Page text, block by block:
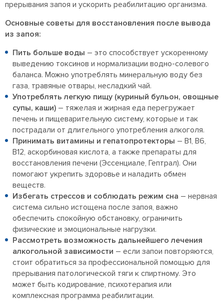
прерывания запоя и ускорить реабилитацию организма.
Основные советы для восстановления после вывода
из запоя:
Пить больше воды – это способствует ускоренному
выведению токсинов и нормализации водно-солевого
баланса. Можно употреблять минеральную воду без
газа, травяные отвары, несладкий чай.
Употреблять легкую пищу (куриный бульон, овощные
супы, каши) – тяжелая и жирная еда перегружает
печень и пищеварительную систему, которые и так
пострадали от длительного употребления алкоголя.
Принимать витамины и гепатопротекторы – В1, В6,
В12, аскорбиновая кислота, а также препараты для
восстановления печени (Эссенциале, Гептрал). Они
помогают укрепить здоровье и наладить обмен
веществ.
Избегать стрессов и соблюдать режим сна – нервная
система сильно истощена после запоя, важно
обеспечить спокойную обстановку, ограничить
физические и эмоциональные нагрузки.
Рассмотреть возможность дальнейшего лечения
алкогольной зависимости – если запои повторяются,
стоит обратиться за профессиональной помощью для
прерывания патологической тяги к спиртному. Это
может быть кодирование, психотерапия или
комплексная программа реабилитации.